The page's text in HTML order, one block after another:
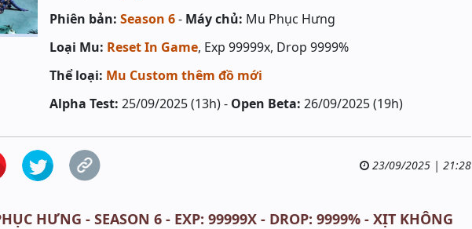
Phiên bản: Season 6- Máy chủ: Mu Phục Hưng
Loại Mu: Reset In Game, Exp 99999x, Drop 9999%
Thể loại: Mu Custom thêm đồ mới
Alpha Test: 25/09/2025 (13h) - Open Beta: 26/09/2025 (19h)
23/09/2025 | 21:28
HƯNG - SEASON 6 - EXP: 99999X - DROP: 9999% - XỊT KHÔNG